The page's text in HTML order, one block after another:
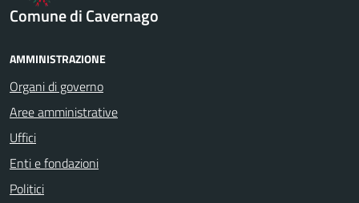
Comune di Cavernago
AMMINISTRAZIONE
Organi di governo
Aree amministrative
Uffici
Enti e fondazioni
Politici